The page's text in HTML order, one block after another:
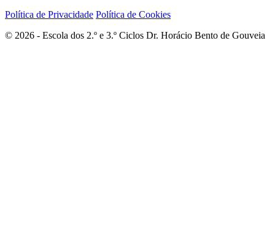
Política de Privacidade Política de Cookies
© 2026 - Escola dos 2.º e 3.º Ciclos Dr. Horácio Bento de Gouveia